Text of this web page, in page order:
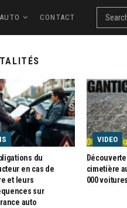
CONTACT
du
en cas de
et leurs
sur
auto
VIDEO
cimetière
000